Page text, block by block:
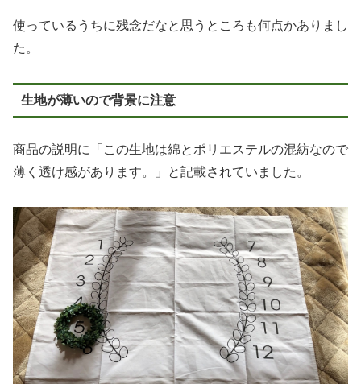
使っているうちに残念だなと思うところも何点かありまし
た。
生地が薄いので背景に注意
商品の説明に「この生地は綿とポリエステルの混紡なので
薄く透け感があります。」と記載されていました。